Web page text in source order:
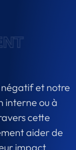
et notre
interne ou à
cette
aider de
impact